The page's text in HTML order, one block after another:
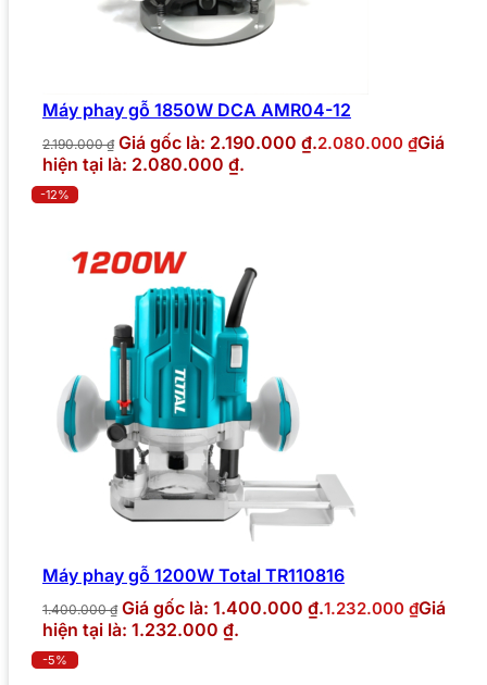
Máy phay gỗ 1850W DCA AMR04-12
2.190.000₫ Giá gốc là: 2.190.000 ₫.2.080.000 ₫Giá
hiện tại là: 2.080.000 ₫.
-12%
Máy phay gỗ 1200W Total TR110816
1.400.000₫ Giá gốc là: 1.400.000 ₫.1.232.000 ₫Giá
hiện tại là: 1.232.000 ₫.
-5%